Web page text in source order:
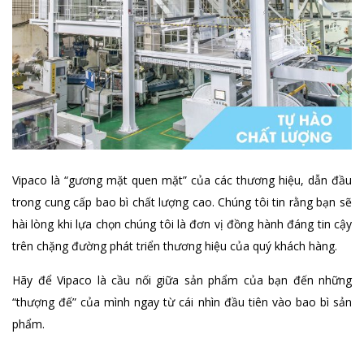
Vipaco là “gương mặt quen mặt” của các thương hiệu, dẫn đầu
trong cung cấp bao bì chất lượng cao. Chúng tôi tin rằng bạn sẽ
hài lòng khi lựa chọn chúng tôi là đơn vị đồng hành đáng tin cậy
trên chặng đường phát triển thương hiệu của quý khách hàng.
Hãy để Vipaco là cầu nối giữa sản phẩm của bạn đến những
“thượng đế” của mình ngay từ cái nhìn đầu tiên vào bao bì sản
phẩm.